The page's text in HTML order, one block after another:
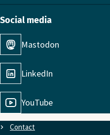
Social media
Mastodon
LinkedIn
YouTube
Contact